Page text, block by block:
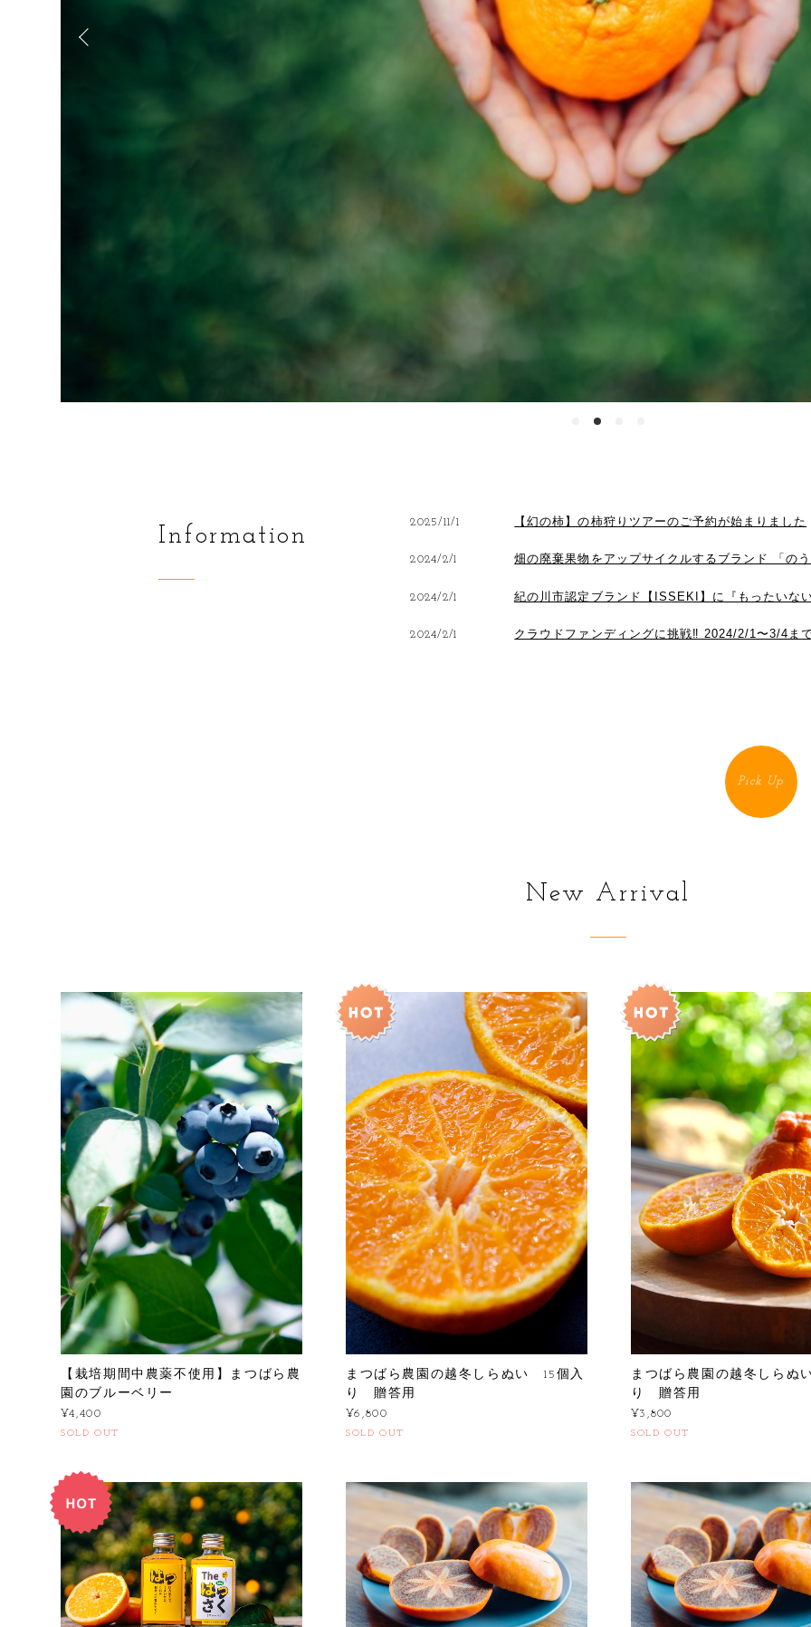
Information
2025/11/1 【幻の柿】の柿狩りツアーのご予約が始まりました
2024/2/1 畑の廃棄果物をアップサイクルするブランド 「の
2024/2/1 紀の川市認定ブランド【ISSEKI】に『もったいな
2024/2/1 クラウドファンディングに挑戦‼︎ 2024/2/1〜3/4ま
Pick Up
New Arrival
【栽培期間中農薬不使用】まつばら農
園のブルーベリー
¥4,400
SOLD OUT
まつばら農園の越冬しらぬい 15個入
り 贈答用
¥6,800
SOLD OUT
まつばら農園の越冬しら
り 贈答用
¥3,800
SOLD OUT